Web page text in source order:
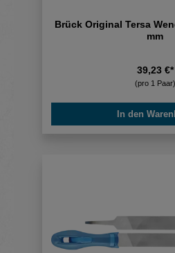
Brück Original Tersa
mm
39,23 €*
(pro 1 Paar)
In den